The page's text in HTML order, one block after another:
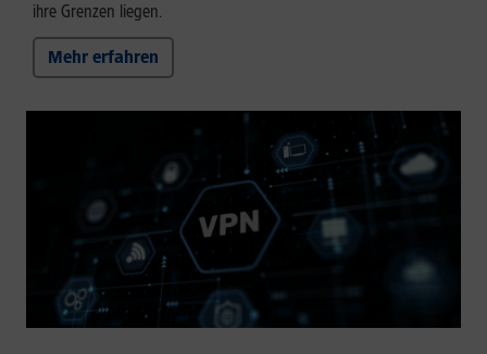
ihre Grenzen liegen.
Mehr erfahren